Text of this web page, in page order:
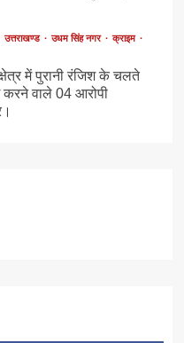
उत्तराखण्ड उधम सिंह नगर
क्राइम
में पुरानी रंजिश के चलते
करने वाले 04 आरोपी